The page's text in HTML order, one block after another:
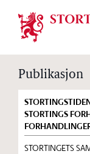
Publikasjon
STORTINGS
STORTINGETS